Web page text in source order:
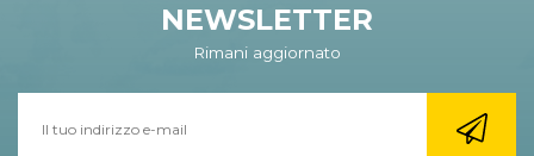
NEWSLETTER
Rimani aggiornato